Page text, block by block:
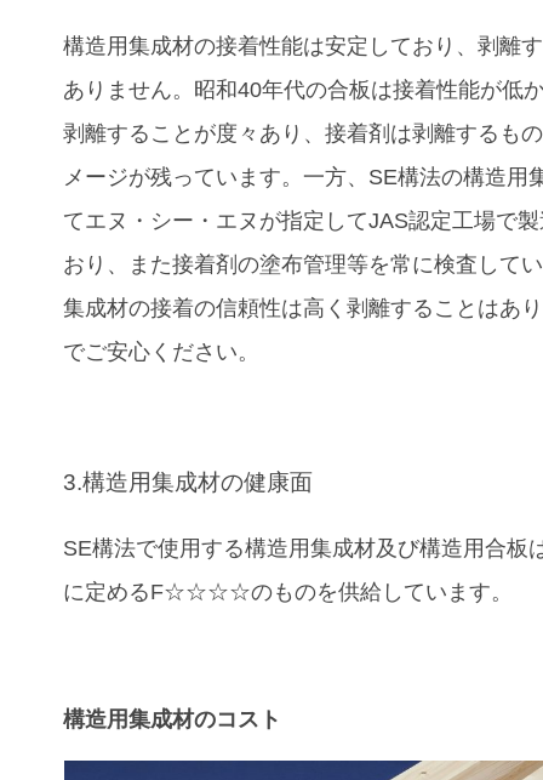
構造用集成材の接着性能は安定しており、剥離
ありません。昭和40年代の合板は接着性能が低
剥離することが度々あり、接着剤は剥離するも
メージが残っています。一方、SE構法の構造用
てエヌ・シー・エヌが指定してJAS認定工場で
おり、また接着剤の塗布管理等を常に検査して
集成材の接着の信頼性は高く剥離することはあ
でご安心ください。
3.構造用集成材の健康面
SE構法で使用する構造用集成材及び構造用合板
に定めるF☆☆☆☆のものを供給しています。
構造用集成材のコスト